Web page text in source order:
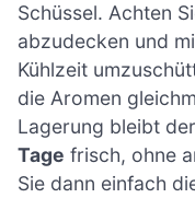
Schüssel. Achten
abzudecken und
Kühlzeit
die Aromen
Lagerung bleibt
Tage frisch, ohne
Sie dann einfach